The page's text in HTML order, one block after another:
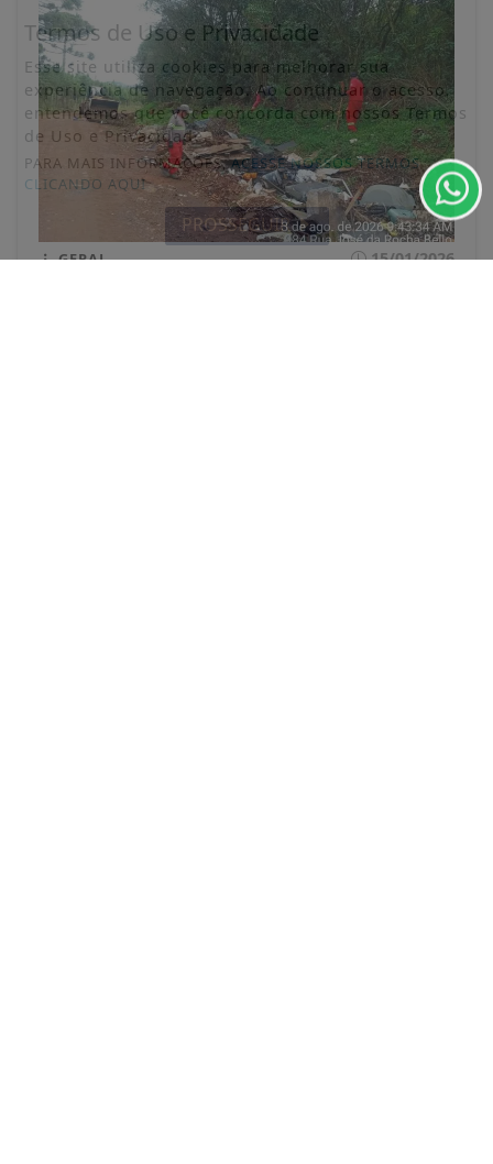
GERAL 15/01/2026
Termos de Uso e Privacidade
Esse site utiliza cookies para melhorar sua
experiência de navegação. Ao continuar o acesso,
entendemos que você concorda com nossos Termos
de Uso e Privacidade.
PARA MAIS INFORMAÇÕES,ACESSE NOSSOS TERMOS
CLICANDO AQUI
PROSSEGUIR